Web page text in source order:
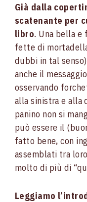
Già dalla
scatenante per
libro. Una bella e
fette di
dubbi in tal
anche il
osservando
alla sinistra e alla
panino non si
può essere il
fatto bene, con
assemblati tra
molto di più di
Leggiamo